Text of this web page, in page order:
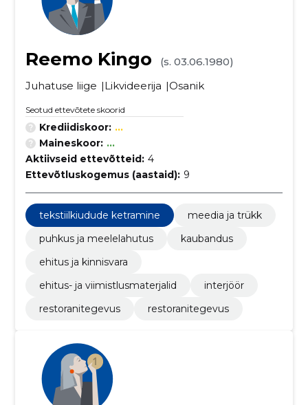
Reemo Kingo
(s. 03.06.1980)
Juhatuse liige
Likvideerija Osanik
Seotud ettevõtete skoorid
Krediidiskoor: ...
Maineskoor: ...
Aktiivseid ettevõtteid: 4
Ettevõtluskogemus (aastaid): 9
tekstiilkiudude ketramine
meedia ja trükk
puhkus ja meelelahutus
kaubandus
ehitus ja kinnisvara
ehitus- ja viimistlusmaterjalid
interjöör
restoranitegevus
restoranitegevus